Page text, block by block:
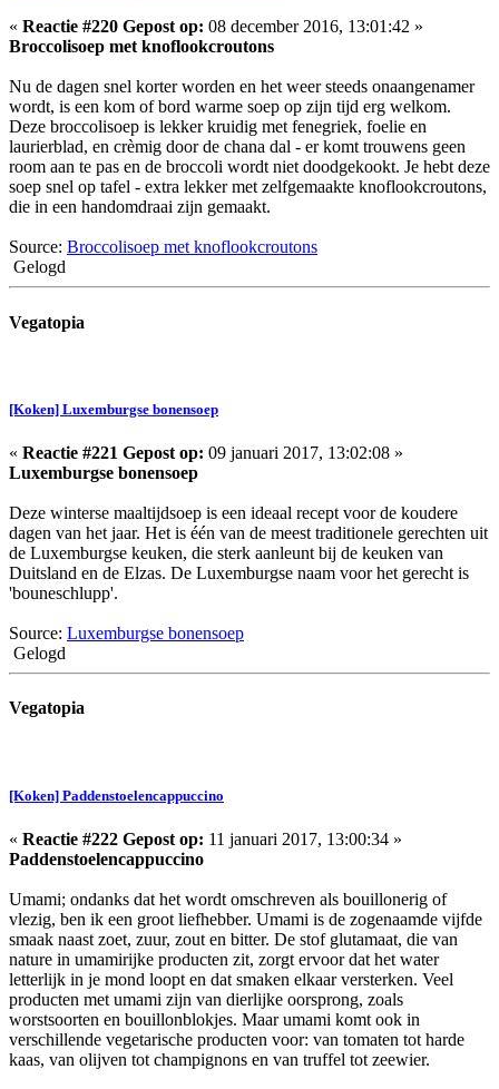
« Reactie #220 Gepost op: 08 december 2016, 13:01:42 »
Broccolisoep met knoflookcroutons
Nu de dagen snel korter worden en het weer steeds onaangenamer
wordt, is een kom of bord warme soep op zijn tijd erg welkom.
Deze broccolisoep is lekker kruidig met fenegriek, foelie en
laurierblad, en crèmig door de chana dal - er komt trouwens geen
room aan te pas en de broccoli wordt niet doodgekookt. Je hebt deze
soep snel op tafel - extra lekker met zelfgemaakte knoflookcroutons,
die in een handomdraai zijn gemaakt.
Source: Broccolisoep met knoflookcroutons
Gelogd
Vegatopia
[Koken] Luxemburgse bonensoep
« Reactie #221 Gepost op: 09 januari 2017, 13:02:08 »
Luxemburgse bonensoep
Deze winterse maaltijdsoep is een ideaal recept voor de koudere
dagen van het jaar. Het is één van de meest traditionele gerechten uit
de Luxemburgse keuken, die sterk aanleunt bij de keuken van
Duitsland en de Elzas. De Luxemburgse naam voor het gerecht is
'bouneschlupp'.
Source: Luxemburgse bonensoep
Gelogd
Vegatopia
[Koken] Paddenstoelencappuccino
« Reactie #222 Gepost op: 11 januari 2017, 13:00:34 »
Paddenstoelencappuccino
Umami; ondanks dat het wordt omschreven als bouillonerig of
vlezig, ben ik een groot liefhebber. Umami is de zogenaamde vijfde
smaak naast zoet, zuur, zout en bitter. De stof glutamaat, die van
nature in umamirijke producten zit, zorgt ervoor dat het water
letterlijk in je mond loopt en dat smaken elkaar versterken. Veel
producten met umami zijn van dierlijke oorsprong, zoals
worstsoorten en bouillonblokjes. Maar umami komt ook in
verschillende vegetarische producten voor: van tomaten tot harde
kaas, van olijven tot champignons en van truffel tot zeewier.